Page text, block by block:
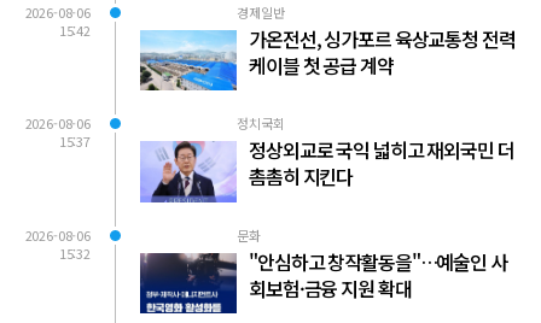
2026-08-06
15:42
경제일반
가온전선, 싱가포르 육상교통청 전력
케이블 첫 공급 계약
2026-08-06
15:37
정치국회
정상외교로 국익 넓히고 재외국민 더
촘촘히 지킨다
2026-08-06
15:32
문화
"안심하고 창작활동을"…예술인 사
회보험·금융 지원 확대